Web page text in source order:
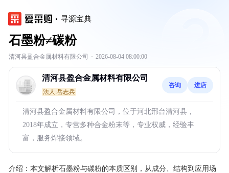
寻源宝典
石墨粉≠碳粉
清河县盈合金属材料有限公司 · 2026-08-04 08:00:00
清河县盈合金属材料有限公司
法人:岳志兵
咨询 进店
清河县盈合金属材料有限公司，位于河北邢台清河县，
2018年成立，专营多种合金粉末等，专业权威，经验丰
富，服务焊接领域。
介绍： 本文解析石墨粉与碳粉的本质区别，从成分、结构到应用场